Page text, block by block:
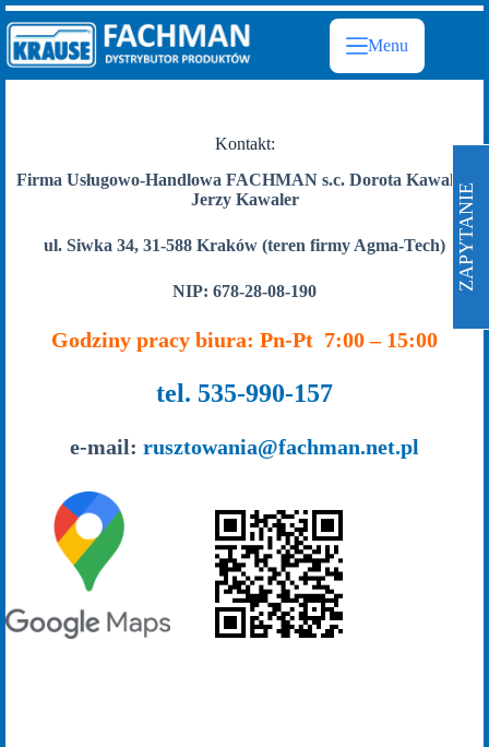
Przejdź
do
treści
Menu
Kontakt:
Firma Usługowo-Handlowa FACHMAN s.c. Dorota Kawaler,
Jerzy Kawaler
ul. Siwka 34, 31-588 Kraków (teren firmy Agma-Tech)
NIP: 678-28-08-190
Godziny pracy biura: Pn-Pt 7:00 – 15:00
tel. 535-990-157
e-mail: rusztowania@fachman.net.pl
ZAPYTANIE